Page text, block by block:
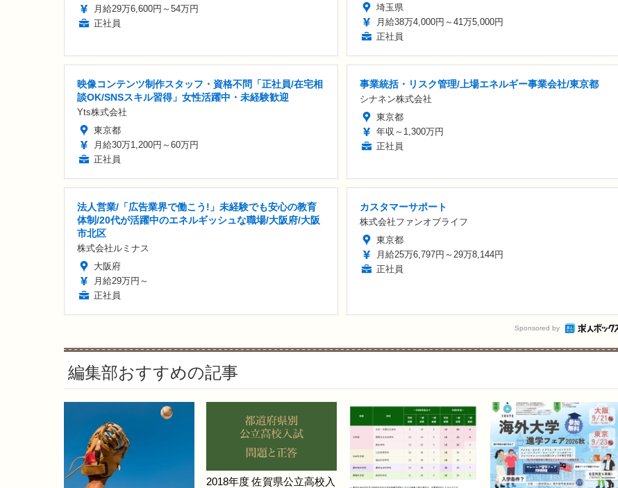
月給29万6,600円～54万円
正社員
埼玉県
月給38万4,000円～41万5,000円
正社員
映像コンテンツ制作スタッフ・資格不問「正社員/在宅相
談OK/SNSスキル習得」女性活躍中・未経験歓迎
Yts株式会社
東京都
月給30万1,200円～60万円
正社員
事業統括・リスク管理/上場エネルギー事業会社/東京都
シナネン株式会社
東京都
年収～1,300万円
正社員
法人営業/「広告業界で働こう!」未経験でも安心の教育
体制/20代が活躍中のエネルギッシュな職場/大阪府/大阪
市北区
株式会社ルミナス
大阪府
月給29万円～
正社員
カスタマーサポート
株式会社ファンオブライフ
東京都
月給25万6,797円～29万8,144円
正社員
Sponsored by
編集部おすすめの記事
2018年度 佐賀県公立高校入